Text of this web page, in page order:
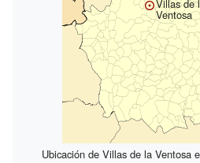
Villas de
Ventosa
Ubicación de Villas de la Ventosa